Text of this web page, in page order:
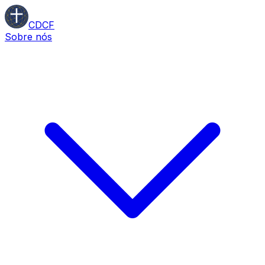
CDCF
Sobre nós